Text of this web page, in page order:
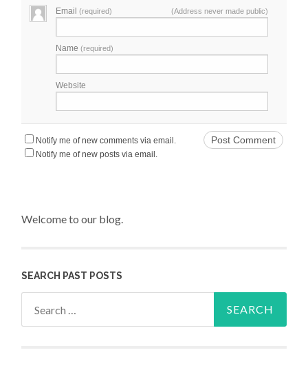
Email(required) (Address never made public)
Name(required)
Website
Notify me of new comments via email.
Notify me of new posts via email.
Welcome to our blog.
SEARCH PAST POSTS